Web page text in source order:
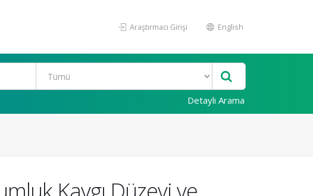
Araştırmacı Girişi English
Detaylı Arama